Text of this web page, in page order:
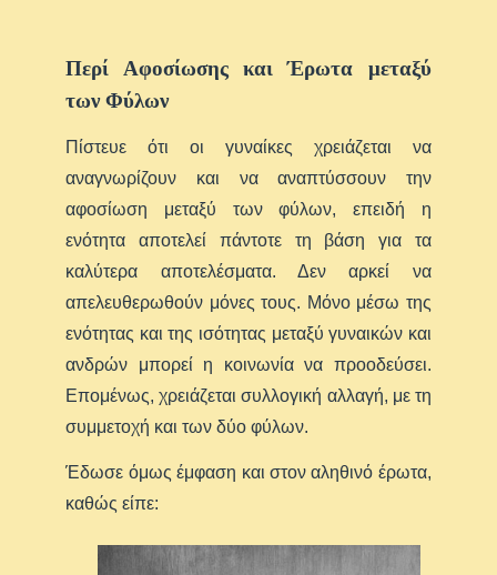
Περί Αφοσίωσης και Έρωτα μεταξύ
των Φύλων
Πίστευε ότι οι γυναίκες χρειάζεται να
αναγνωρίζουν και να αναπτύσσουν την
αφοσίωση μεταξύ των φύλων, επειδή η
ενότητα αποτελεί πάντοτε τη βάση για τα
καλύτερα αποτελέσματα. Δεν αρκεί να
απελευθερωθούν μόνες τους. Μόνο μέσω της
ενότητας και της ισότητας μεταξύ γυναικών και
ανδρών μπορεί η κοινωνία να προοδεύσει.
Επομένως, χρειάζεται συλλογική αλλαγή, με τη
συμμετοχή και των δύο φύλων.
Έδωσε όμως έμφαση και στον αληθινό έρωτα,
καθώς είπε: